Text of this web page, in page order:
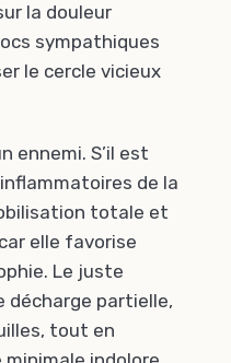
la douleur
sympathiques
le cercle vicieux
ennemi. S’il est
de la
totale et
elle favorise
Le juste
décharge partielle,
tout en